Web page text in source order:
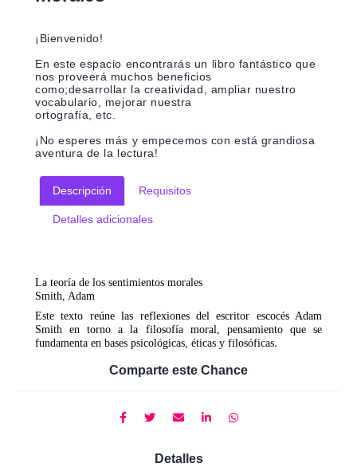
¡Bienvenido!
En este espacio encontrarás un libro fantástico que
nos proveerá muchos beneficios
como;desarrollar la creatividad, ampliar nuestro
vocabulario, mejorar nuestra
ortografía, etc.
¡No esperes más y empecemos con está grandiosa
aventura de la lectura!
Descripción Requisitos
Detalles adicionales
La teoría de los sentimientos morales
Smith, Adam
Este texto reúne las reflexiones del escritor escocés Adam
Smith en torno a la filosofía moral, pensamiento que se
fundamenta en bases psicológicas, éticas y filosóficas.
Comparte este Chance
Detalles